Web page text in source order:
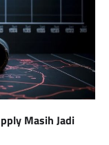
Masih Jadi